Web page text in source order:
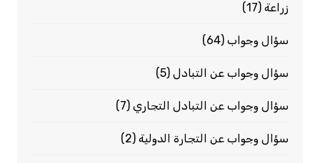
زراعة(17)
سؤال وجواب(64)
سؤال وجواب عن التبادل(5)
سؤال وجواب عن التبادل التجاري(7)
سؤال وجواب عن التجارة الدولية(2)